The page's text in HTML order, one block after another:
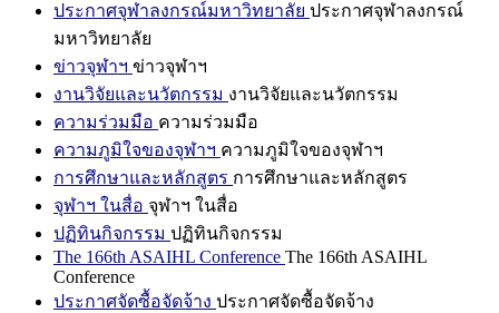
ประกาศจุฬาลงกรณ์มหาวิทยาลัย ประกาศจุฬาลงกรณ์
มหาวิทยาลัย
ข่าวจุฬาฯ ข่าวจุฬาฯ
งานวิจัยและนวัตกรรม งานวิจัยและนวัตกรรม
ความร่วมมือ ความร่วมมือ
ความภูมิใจของจุฬาฯ ความภูมิใจของจุฬาฯ
การศึกษาและหลักสูตร การศึกษาและหลักสูตร
จุฬาฯ ในสื่อ จุฬาฯ ในสื่อ
ปฏิทินกิจกรรม ปฏิทินกิจกรรม
The 166th ASAIHL Conference The 166th ASAIHL
Conference
ประกาศจัดซื้อจัดจ้าง ประกาศจัดซื้อจัดจ้าง